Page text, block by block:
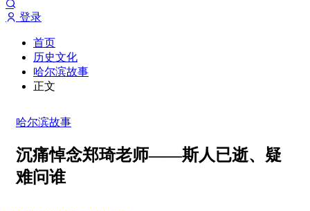
登录
首页
历史文化
哈尔滨故事
正文
哈尔滨故事
沉痛悼念郑琦老师——斯人已逝、疑
难问谁